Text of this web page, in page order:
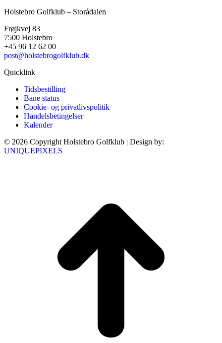
Holstebro Golfklub – Storådalen
Frøjkvej 83
7500 Holstebro
+45 96 12 62 00
post@holstebrogolfklub.dk
Quicklink
Tidsbestilling
Bane status
Cookie- og privatlivspolitik
Handelsbetingelser
Kalender
© 2026 Copyright Holstebro Golfklub | Design by:
UNIQUEPIXELS